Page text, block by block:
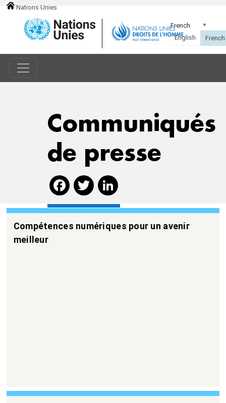
Nations Unies
Communiqués
de presse
Facebook
Twitter
Compétences numériques pour un avenir
meilleur